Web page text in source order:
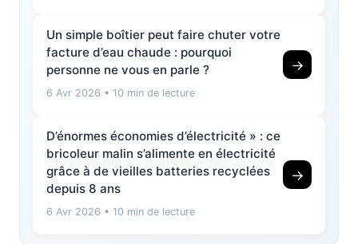
Un simple boîtier peut faire chuter votre
facture d’eau chaude : pourquoi
personne ne vous en parle ?
6 Avr 2026 • 10 min de lecture
→
D’énormes économies d’électricité » : ce
bricoleur malin s’alimente en électricité
grâce à de vieilles batteries recyclées
depuis 8 ans
6 Avr 2026 • 10 min de lecture
→